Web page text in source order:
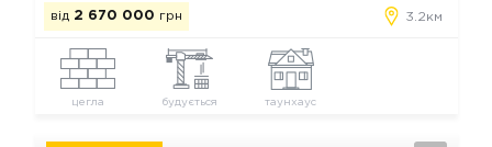
від 2 670 000 грн 3.2км
цегла будується таунхаус